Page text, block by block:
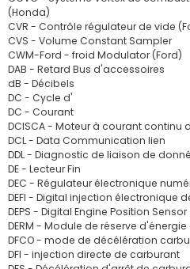
(Honda)
CVR - Contrôle régulateur de vide
CVS - Volume Constant Sampler
CWM-Ford - froid Modulator (Ford)
DAB - Retard Bus d'accessoires
dB - Décibels
DC - Cycle d'
DC - Courant
DCISCA - Moteur à courant continu
DCL - Data Communication lien
DDL - Diagnostic de liaison de
DE - Lecteur Fin
DEC - Régulateur électronique
DEFI - Digital injection électronique
DEPS - Digital Engine Position Sensor
DERM - Module de réserve
DFCO - mode de décélération
DFI - injection directe de carburant